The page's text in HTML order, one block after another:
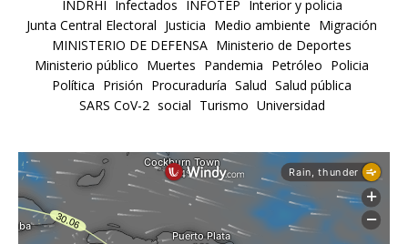
INDRHI Infectados INFOTEP Interior y policia
Junta Central Electoral Justicia Medio ambiente Migración
MINISTERIO DE DEFENSA Ministerio de Deportes
Ministerio público Muertes Pandemia Petróleo Policia
Política Prisión Procuraduría Salud Salud pública
SARS CoV-2 social Turismo Universidad